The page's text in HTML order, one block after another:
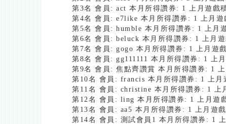
第3名 會員: act 本月所得讚券: 1 上月遊戲
第4名 會員: e7like 本月所得讚券: 1 上月
第5名 會員: humble 本月所得讚券: 1 上月
第6名 會員: beluck 本月所得讚券: 1 上月
第7名 會員: gogo 本月所得讚券: 1 上月遊
第8名 會員: gg111111 本月所得讚券: 1 上
第9名 會員: 焦點齊讚賞 本月所得讚券: 1
第10名 會員: francis 本月所得讚券: 1 上月
第11名 會員: christine 本月所得讚券: 1 上
第12名 會員: ling 本月所得讚券: 1 上月遊
第13名 會員: aa5 本月所得讚券: 1 上月遊
第14名 會員: 測試會員1 本月所得讚券: 1